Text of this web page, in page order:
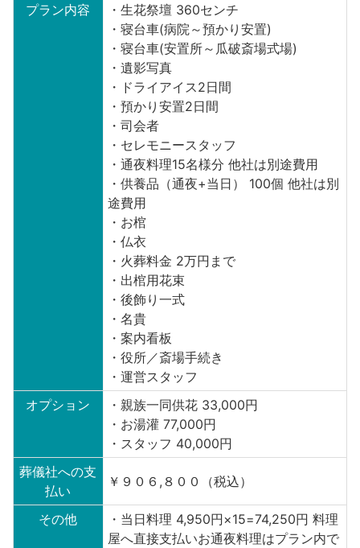
プラン内容
・生花祭壇 360センチ
・寝台車(病院～預かり安置)
・寝台車(安置所～瓜破斎場式場)
・遺影写真
・ドライアイス2日間
・預かり安置2日間
・司会者
・セレモニースタッフ
・通夜料理15名様分 他社は別途費用
・供養品（通夜+当日） 100個 他社は別
途費用
・お棺
・仏衣
・火葬料金 2万円まで
・出棺用花束
・後飾り一式
・名貴
・案内看板
・役所／斎場手続き
・運営スタッフ
オプション
・親族一同供花 33,000円
・お湯灌 77,000円
・スタッフ 40,000円
葬儀社への支
払い
￥９０６,８００（税込）
その他
・当日料理 4,950円×15=74,250円 料理
屋へ直接支払いお通夜料理はプラン内で